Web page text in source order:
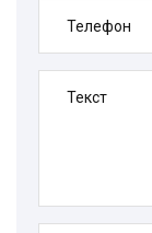
Телефон
Текст